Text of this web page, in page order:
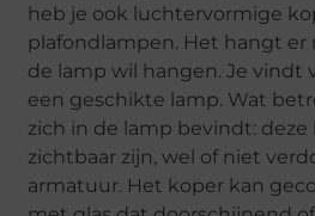
heb je ook luchtervormige
plafondlampen. Het hangt er
de lamp wil hangen. Je vindt
een geschikte lamp. Wat
zich in de lamp bevindt: deze
zichtbaar zijn, wel of niet
armatuur. Het koper kan